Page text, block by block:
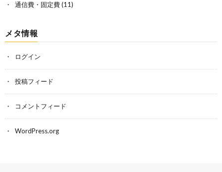
通信費・固定費(11)
メタ情報
ログイン
投稿フィード
コメントフィード
WordPress.org